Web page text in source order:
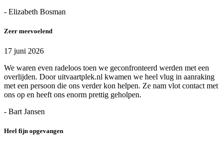
- Elizabeth Bosman
Zeer meevoelend
17 juni 2026
We waren even radeloos toen we geconfronteerd werden met een
overlijden. Door uitvaartplek.nl kwamen we heel vlug in aanraking
met een persoon die ons verder kon helpen. Ze nam vlot contact met
ons op en heeft ons enorm prettig geholpen.
- Bart Jansen
Heel fijn opgevangen